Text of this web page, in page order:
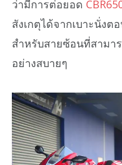
ว่ามีการต่อยอด
สังเกตุได้จากเบาะนั่ง
สำหรับสายซ้อนที่สามา
อย่างสบายๆ